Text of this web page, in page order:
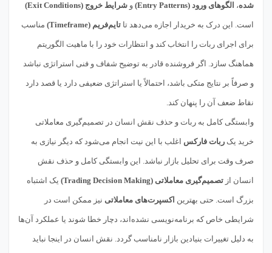
شده، الگوهای ورود (Entry Patterns) و شرایط خروج (Exit Conditions)
است. این درک به خریدار اجازه می‌دهد تا تایم‌فریم (Timeframe) مناسب
برای اجرای ربات را انتخاب کند و انتظارات خود را با ماهیت الگوریتم
هماهنگ سازد. اگر فروشنده قادر به توضیح شفاف و فنی استراتژی نباشد
و صرفاً بر نتایج متکی باشد، احتمالاً یا استراتژی ضعیفی دارد یا قصد دارد
نقاط ضعف آن را پنهان کند.
وابستگی کامل به ربات و حذف نقش انسان در تصمیم‌گیری معاملاتی
خرید یک ربات فارکس اغلب با این نیت انجام می‌شود که دیگر نیازی به
صرف وقت برای تحلیل بازار نباشد. این وابستگی کامل و حذف نقش
انسان از تصمیم‌گیری معاملاتی (Trading Decision Making) یک اشتباه
بزرگ است. حتی بهترین اکسپرت‌های معاملاتی نیز ممکن است در
شرایطی خاص که برنامه‌نویسی نشده‌اند، دچار خطا شوند یا عملکرد آن‌ها
به دلیل تغییرات بنیادین بازار نامناسب گردد. نقش انسان در اینجا نباید